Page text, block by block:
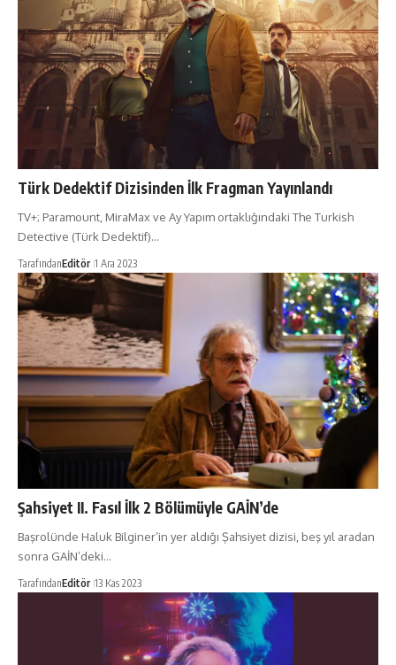
Türk Dedektif Dizisinden İlk Fragman Yayınlandı
TV+; Paramount, MiraMax ve Ay Yapım ortaklığındaki The Turkish
Detective (Türk Dedektif)…
TarafındanEditör 1 Ara 2023
Şahsiyet II. Fasıl İlk 2 Bölümüyle GAİN’de
Başrolünde Haluk Bilginer’in yer aldığı Şahsiyet dizisi, beş yıl aradan
sonra GAİN’deki…
TarafındanEditör 13 Kas 2023